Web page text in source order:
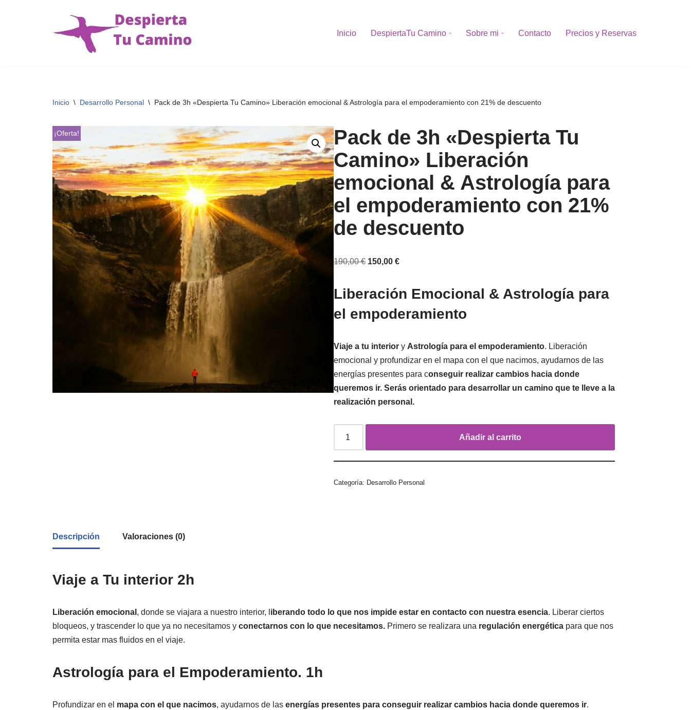
Inicio DespiertaTu Camino Sobre mi Contacto Precios y Reservas
Inicio \ Desarrollo Personal \ Pack de 3h «Despierta Tu Camino» Liberación emocional & Astrología para el empoderamiento con 21% de descuento
¡Oferta!
Pack de 3h «Despierta Tu
Camino» Liberación
emocional & Astrología para
el empoderamiento con 21%
de descuento
190,00€ 150,00€
Liberación Emocional & Astrología para
el empoderamiento
Viaje a tu interior yAstrología para el empoderamiento. Liberación
emocional y profundizar en el mapa con el que nacimos, ayudarnos de las
energías presentes para conseguir realizar cambios hacia donde
queremos ir. Serás orientado para desarrollar un camino que te lleve a la
realización personal.
Añadir al carrito
Categoría: Desarrollo Personal
Descripción Valoraciones (0)
Viaje a Tu interior 2h
Liberación emocional , donde se viajara a nuestro interior, l iberando todo lo que nos impide estar en contacto con nuestra esencia. Liberar ciertos
bloqueos, y trascender lo que ya no necesitamos y conectarnos con lo que necesitamos. Primero se realizara una regulación energética para que nos
permita estar mas fluidos en el viaje.
Astrología para el Empoderamiento. 1h
Profundizar en el mapa con el que nacimos, ayudarnos de las energías presentes para conseguir realizar cambios hacia donde queremos ir.